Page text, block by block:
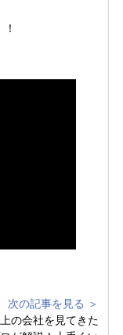
次の記事を見る ＞
の会社を見てきた